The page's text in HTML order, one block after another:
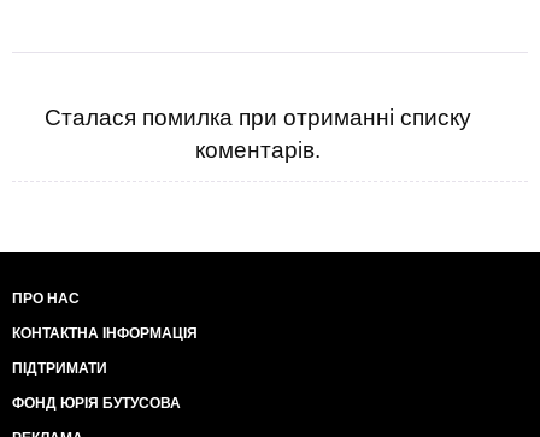
Сталася помилка при отриманні списку
коментарів.
ПРО НАС
КОНТАКТНА ІНФОРМАЦІЯ
ПІДТРИМАТИ
ФОНД ЮРІЯ БУТУСОВА